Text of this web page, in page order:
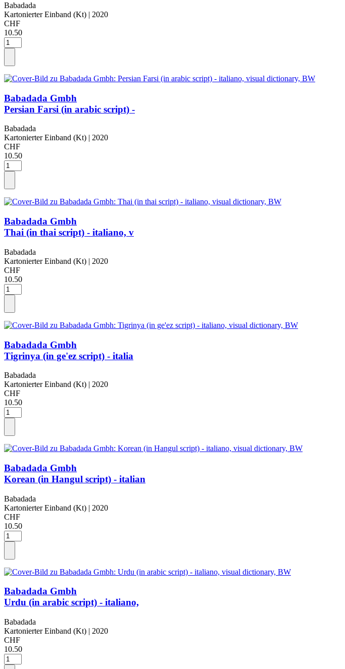
Babadada
Kartonierter Einband (Kt) | 2020
CHF
10.50
Babadada Gmbh
Persian Farsi (in arabic script) -
Babadada
Kartonierter Einband (Kt) | 2020
CHF
10.50
Babadada Gmbh
Thai (in thai script) - italiano, v
Babadada
Kartonierter Einband (Kt) | 2020
CHF
10.50
Babadada Gmbh
Tigrinya (in ge'ez script) - italia
Babadada
Kartonierter Einband (Kt) | 2020
CHF
10.50
Babadada Gmbh
Korean (in Hangul script) - italian
Babadada
Kartonierter Einband (Kt) | 2020
CHF
10.50
Babadada Gmbh
Urdu (in arabic script) - italiano,
Babadada
Kartonierter Einband (Kt) | 2020
CHF
10.50